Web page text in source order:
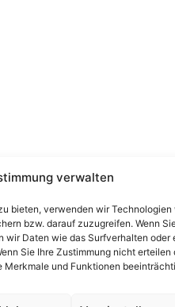
verwalten
bieten, verwenden wir Technologien
bzw. darauf zuzugreifen. Wenn
wir Daten wie das Surfverhalten oder
Sie Ihre Zustimmung nicht erteilen
und Funktionen
Benötigen Sie
Kontaktieren Sie uns
+49 (0)